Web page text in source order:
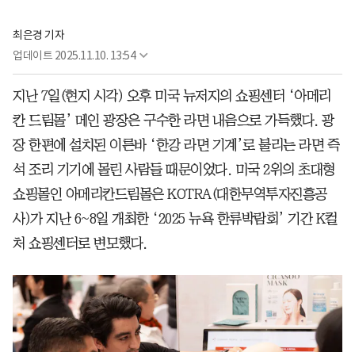
최은경 기자
업데이트 2025.11.10. 13:54
지난 7일(현지 시각) 오후 미국 뉴저지의 쇼핑센터 ‘아메리
칸 드림몰’ 메인 광장은 구수한 라면 내음으로 가득했다. 광
장 한편에 설치된 이른바 ‘한강 라면 기계’로 불리는 라면 즉
석 조리 기기에 몰린 사람들 때문이었다. 미국 2위의 초대형
쇼핑몰인 아메리칸드림몰은 KOTRA(대한무역투자진흥공
사)가 지난 6~8일 개최한 ‘2025 뉴욕 한류박람회’ 기간 K컬
처 쇼핑센터로 변모했다.